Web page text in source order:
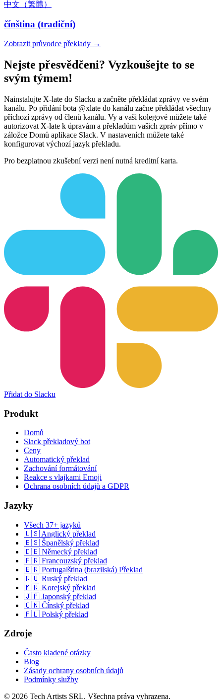
中文（繁體）
čínština (tradiční)
Zobrazit průvodce překlady →
Nejste přesvědčeni? Vyzkoušejte to se
svým týmem!
Nainstalujte X-late do Slacku a začněte překládat zprávy ve svém
kanálu. Po přidání bota @xlate do kanálu začne překládat všechny
příchozí zprávy od členů kanálu. Vy a vaši kolegové můžete také
autorizovat X-late k úpravám a překladům vašich zpráv přímo v
záložce Domů aplikace Slack. V nastaveních můžete také
konfigurovat výchozí jazyk překladu.
Pro bezplatnou zkušební verzi není nutná kreditní karta.
Přidat do Slacku
Produkt
Domů
Slack překladový bot
Ceny
Automatický překlad
Zachování formátování
Reakce s vlajkami Emoji
Ochrana osobních údajů a GDPR
Jazyky
Všech 37+ jazyků
🇺🇸 Anglický překlad
🇪🇸 Španělský překlad
🇩🇪 Německý překlad
🇫🇷 Francouzský překlad
🇧🇷 Portugalština (brazilská) Překlad
🇷🇺 Ruský překlad
🇰🇷 Korejský překlad
🇯🇵 Japonský překlad
🇨🇳 Čínský překlad
🇵🇱 Polský překlad
Zdroje
Často kladené otázky
Blog
Zásady ochrany osobních údajů
Podmínky služby
© 2026 Tech Artists SRL. Všechna práva vyhrazena.